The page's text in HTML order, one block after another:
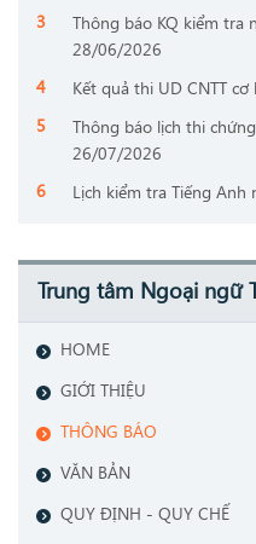
Thông báo KQ kiểm tra
28/06/2026
Kết quả thi UD CNTT
Thông báo lịch thi
26/07/2026
Lịch kiểm tra Tiếng
Trung tâm Ngoại ngữ
HOME
GIỚI THIỆU
THÔNG BÁO
VĂN BẢN
QUY ĐỊNH - QUY CHẾ